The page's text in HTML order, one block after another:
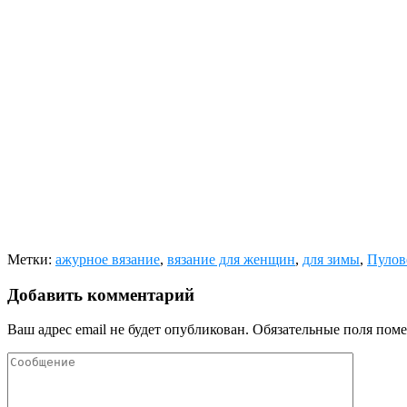
Метки: ажурное вязание, вязание для женщин, для зимы,
Добавить комментарий
Ваш адрес email не будет опубликован. Обязательные поля